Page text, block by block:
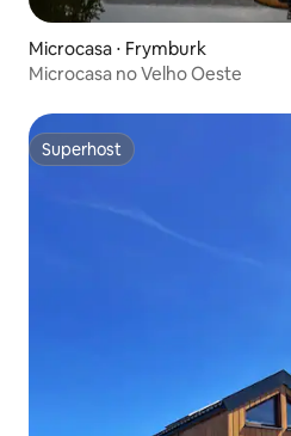
Microcasa ⋅ Frymburk
Microcasa no Velho Oeste
Superhost
Superhost